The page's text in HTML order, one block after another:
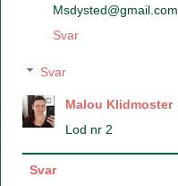
Msdysted@gmail.com
Svar
Svar
Malou Klidmoster
Lod nr 2
Svar